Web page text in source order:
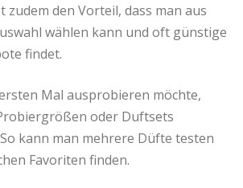
zudem den Vorteil, dass man aus
wählen kann und oft günstige
findet.
Mal ausprobieren möchte,
oder Duftsets
kann man mehrere Düfte testen
Favoriten finden.